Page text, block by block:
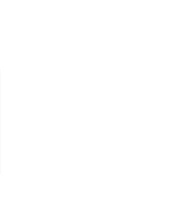
marca dois gols,
de Madrid vence Real
avança para o G4 da La Liga